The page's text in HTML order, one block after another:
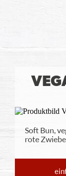
Soft Bun,
rote